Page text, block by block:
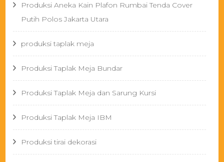
Produksi Aneka Kain Plafon Rumbai Tenda Cover
Putih Polos Jakarta Utara
produksi taplak meja
Produksi Taplak Meja Bundar
Produksi Taplak Meja dan Sarung Kursi
Produksi Taplak Meja IBM
Produksi tirai dekorasi